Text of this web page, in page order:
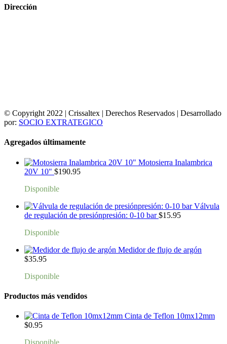
Dirección
© Copyright 2022 | Crissaltex | Derechos Reservados | Desarrollado
por: SOCIO EXTRATEGICO
Agregados últimamente
Motosierra Inalambrica
20V 10" $190.95
Disponible
Válvula
de regulación de presiónpresión: 0-10 bar $15.95
Disponible
Medidor de flujo de argón
$35.95
Disponible
Productos más vendidos
Cinta de Teflon 10mx12mm
$0.95
Disponible